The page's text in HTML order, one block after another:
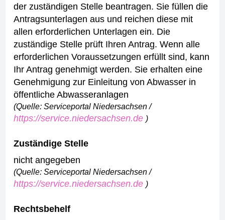
der zuständigen Stelle beantragen. Sie füllen die
Antragsunterlagen aus und reichen diese mit
allen erforderlichen Unterlagen ein. Die
zuständige Stelle prüft Ihren Antrag. Wenn alle
erforderlichen Voraussetzungen erfüllt sind, kann
Ihr Antrag genehmigt werden. Sie erhalten eine
Genehmigung zur Einleitung von Abwasser in
öffentliche Abwasseranlagen
(Quelle: Serviceportal Niedersachsen /
https://service.niedersachsen.de )
Zuständige Stelle
nicht angegeben
(Quelle: Serviceportal Niedersachsen /
https://service.niedersachsen.de )
Rechtsbehelf